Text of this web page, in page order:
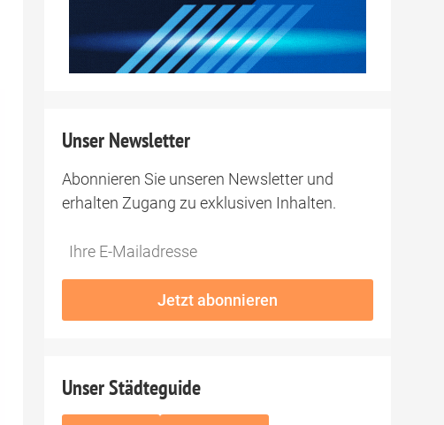
Unser Newsletter
Abonnieren Sie unseren Newsletter und
erhalten Zugang zu exklusiven Inhalten.
Do
this
*Ihre
Jetzt abonnieren
Unser Städteguide